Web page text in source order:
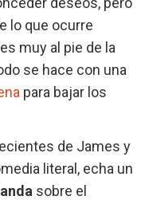
lo que ocurre
muy al pie de la
se hace con una
para bajar los
de James y
literal, echa un
sobre el